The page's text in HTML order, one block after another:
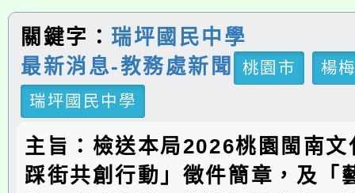
關鍵字： 瑞坪國民中學
最新消息-教務處新聞
桃園市
楊
瑞坪國民中學
主旨：檢送本局2026桃園閩南文
踩街共創行動」徵件簡章，及「